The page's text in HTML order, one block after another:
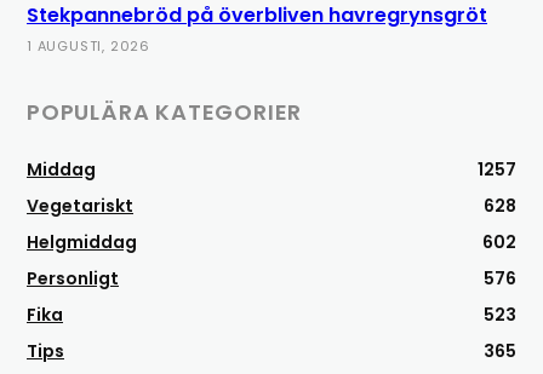
Stekpannebröd på överbliven havregrynsgröt
1 AUGUSTI, 2026
POPULÄRA KATEGORIER
Middag
1257
Vegetariskt
628
Helgmiddag
602
Personligt
576
Fika
523
Tips
365